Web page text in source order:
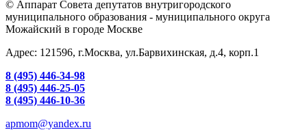
© Аппарат Совета депутатов внутригородского
муниципального образования - муниципального округа
Можайский в городе Москве
Адрес: 121596, г.Москва, ул.Барвихинская, д.4, корп.1
8 (495) 446-34-98
8 (495) 446-25-05
8 (495) 446-10-36
apmom@yandex.ru